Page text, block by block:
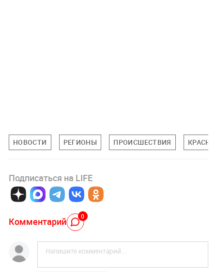
НОВОСТИ РЕГИОНЫ ПРОИСШЕСТВИЯ
Подписаться на LIFE
Комментарий 0